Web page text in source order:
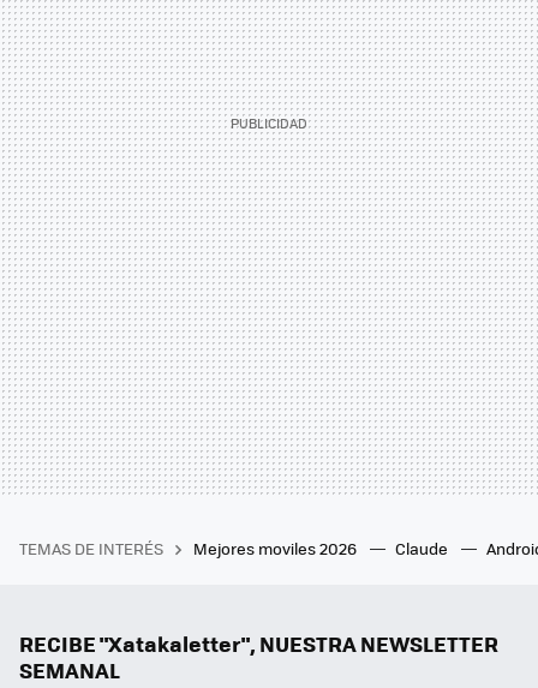
TEMAS DE INTERÉS Mejores moviles 2026 Claude
RECIBE "Xatakaletter", NUESTRA NEWSLETTER
SEMANAL